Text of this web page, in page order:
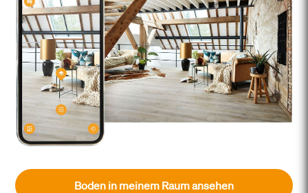
Boden in meinem Raum ansehen